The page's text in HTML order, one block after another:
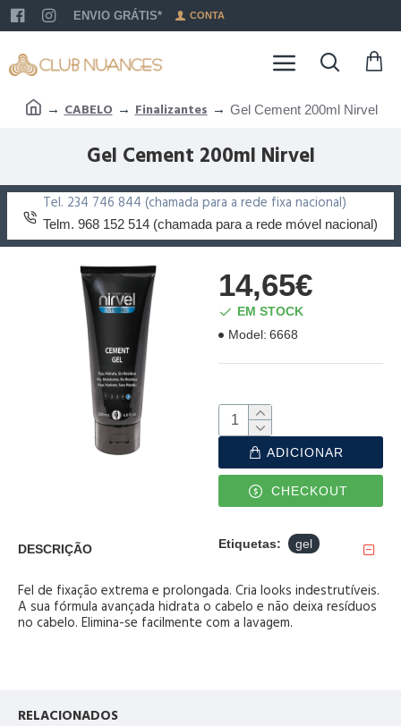
ENVIO GRÁTIS* CONTA
CABELO Finalizantes Gel Cement 200ml Nirvel
Gel Cement 200ml Nirvel
Tel. 234 746 844 (chamada para a rede fixa nacional)
Telm. 968 152 514 (chamada para a rede móvel nacional)
14,65€
EM STOCK
Model: 6668
ADICIONAR
CHECKOUT
Etiquetas: gel
DESCRIÇÃO
Fel de fixação extrema e prolongada. Cria looks indestrutíveis.
A sua fórmula avançada hidrata o cabelo e não deixa resíduos
no cabelo. Elimina-se facilmente com a lavagem.
RELACIONADOS